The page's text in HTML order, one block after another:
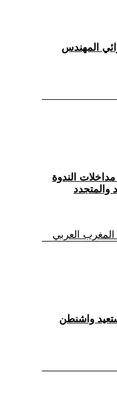
المهندس
الندوة
والمتجدد
المغرب العربي
واشنطن